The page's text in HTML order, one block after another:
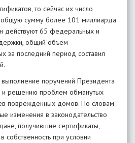
то сейчас их число
общую сумму более 101 миллиарда
действуют 65 федеральных и
общий объем
за последний период составил
поручений Президента
и решению проблем обманутых
поврежденных домов. По словам
изменения в законодательство
получившие сертификаты,
при условии